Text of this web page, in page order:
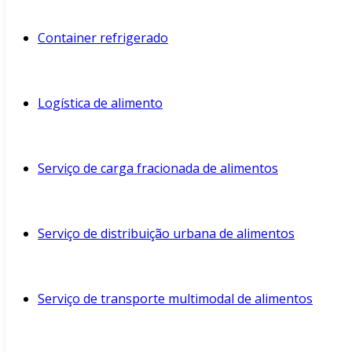
Container refrigerado
Logística de alimento
Serviço de carga fracionada de alimentos
Serviço de distribuição urbana de alimentos
Serviço de transporte multimodal de alimentos